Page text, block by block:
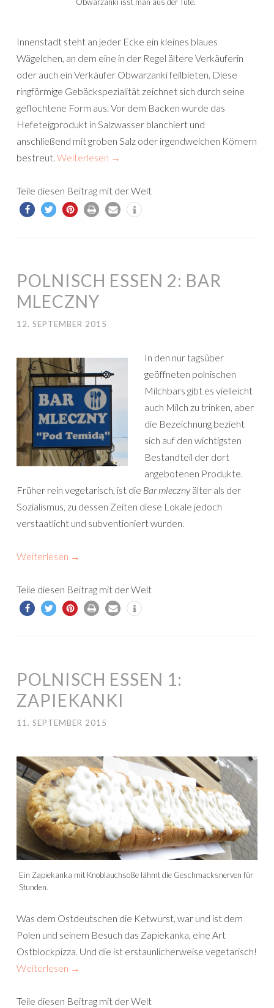
Innenstadt steht an jeder Ecke ein kleines blaues
Wägelchen, an dem eine in der Regel ältere Verkäuferin
oder auch ein Verkäufer Obwarzanki feilbieten. Diese
ringförmige Gebäckspezialität zeichnet sich durch seine
geflochtene Form aus. Vor dem Backen wurde das
Hefeteigprodukt in Salzwasser blanchiert und
anschließend mit groben Salz oder irgendwelchen Körnern
bestreut. Weiterlesen →
Teile diesen Beitrag mit der Welt
POLNISCH ESSEN 2: BAR
MLECZNY
12. SEPTEMBER 2015
In den nur tagsüber
geöffneten polnischen
Milchbars gibt es vielleicht
auch Milch zu trinken, aber
die Bezeichnung bezieht
sich auf den wichtigsten
Bestandteil der dort
angebotenen Produkte.
Früher rein vegetarisch, ist die Bar mlecznyälter als der
Sozialismus, zu dessen Zeiten diese Lokale jedoch
verstaatlicht und subventioniert wurden.
Weiterlesen →
Teile diesen Beitrag mit der Welt
POLNISCH ESSEN 1:
ZAPIEKANKI
11. SEPTEMBER 2015
Ein Zapiekanka mit Knoblauchsoße lähmt die Geschmacksnerven für
Stunden.
Was dem Ostdeutschen die Ketwurst, war und ist dem
Polen und seinem Besuch das Zapiekanka, eine Art
Ostblockpizza. Und die ist erstaunlicherweise vegetarisch!
Weiterlesen →
Teile diesen Beitrag mit der Welt